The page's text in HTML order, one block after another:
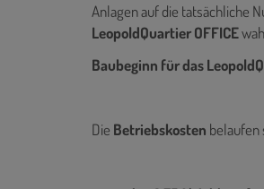
Anlagen auf die tatsächliche
LeopoldQuartier OFFICE
Baubeginn für das
Die Betriebskosten belaufen